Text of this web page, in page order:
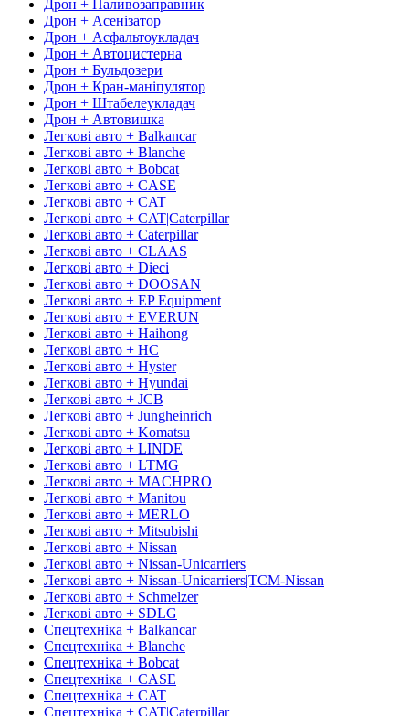
Дрон + Паливозаправник
Дрон + Асенізатор
Дрон + Асфальтоукладач
Дрон + Автоцистерна
Дрон + Бульдозери
Дрон + Кран-маніпулятор
Дрон + Штабелеукладач
Дрон + Автовишка
Легкові авто + Balkancar
Легкові авто + Blanche
Легкові авто + Bobcat
Легкові авто + CASE
Легкові авто + CAT
Легкові авто + CAT|Caterpillar
Легкові авто + Caterpillar
Легкові авто + CLAAS
Легкові авто + Dieci
Легкові авто + DOOSAN
Легкові авто + EP Equipment
Легкові авто + EVERUN
Легкові авто + Haihong
Легкові авто + HC
Легкові авто + Hyster
Легкові авто + Hyundai
Легкові авто + JCB
Легкові авто + Jungheinrich
Легкові авто + Komatsu
Легкові авто + LINDE
Легкові авто + LTMG
Легкові авто + MACHPRO
Легкові авто + Manitou
Легкові авто + MERLO
Легкові авто + Mitsubishi
Легкові авто + Nissan
Легкові авто + Nissan-Unicarriers
Легкові авто + Nissan-Unicarriers|TCM-Nissan
Легкові авто + Schmelzer
Легкові авто + SDLG
Спецтехніка + Balkancar
Спецтехніка + Blanche
Спецтехніка + Bobcat
Спецтехніка + CASE
Спецтехніка + CAT
Спецтехніка + CAT|Caterpillar